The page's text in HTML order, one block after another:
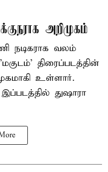
அறிமுகம்
நடிகராக வலம்
திரைப்படத்தின்
உள்ளார்.
துஷாரா